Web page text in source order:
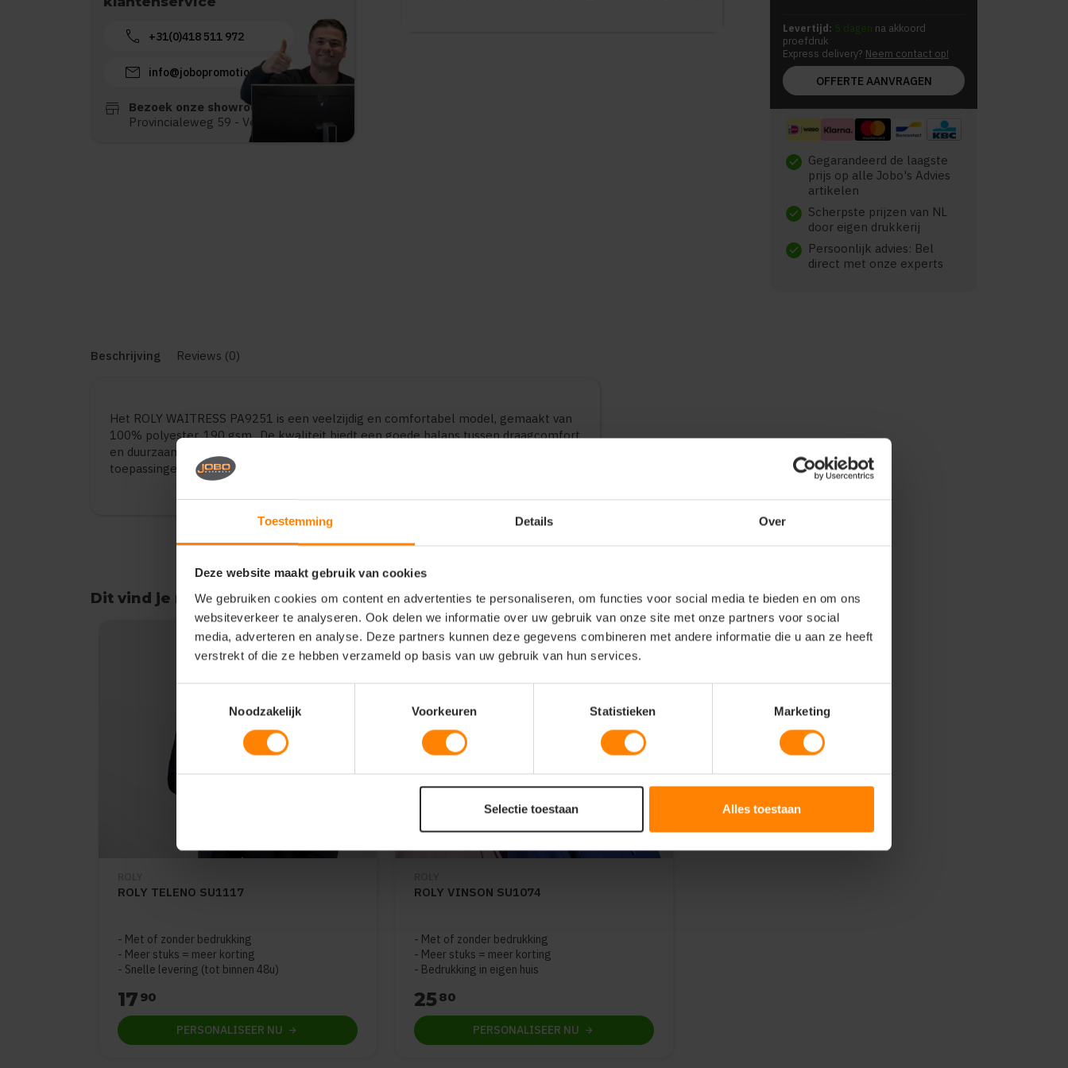
Toestemming Details Over
Deze website maakt gebruik van cookies
We gebruiken cookies om content en advertenties te personaliseren, om functies voor social media te bieden en om ons
websiteverkeer te analyseren. Ook delen we informatie over uw gebruik van onze site met onze partners voor social
media, adverteren en analyse. Deze partners kunnen deze gegevens combineren met andere informatie die u aan ze heeft
verstrekt of die ze hebben verzameld op basis van uw gebruik van hun services.
Noodzakelijk
Voorkeuren Statistieken Marketing
Selectie toestaan Alles toestaan
call +31(0)418 511 972
mail info@jobopromotions.nl
store
Bezoek onze showroom:
Provincialeweg 59 - Velddriel
Levertijd: 5 dagen na akkoord
proefdruk
Express delivery? Neem contact op!
OFFERTE AANVRAGEN
check Gegarandeerd de laagste
prijs op alle Jobo's Advies
artikelen
check Scherpste prijzen van NL
door eigen drukkerij
check
Persoonlijk advies: Bel
direct met onze experts
Beschrijving Reviews (0)
Het ROLY WAITRESS PA9251 is een veelzijdig en comfortabel model, gemaakt van
100% polyester, 190 gsm.. De kwaliteit biedt een goede balans tussen draagcomfort
en duurzaamheid. Geschikt voor dagelijks gebruik, bedrijfskleding en promotionele
toepassingen. Verkrijgbaar in diverse varianten en maten.
Dit vind je misschien ook leuk
Items van productcarrousel
ROLY TELENO SU1117
Met of zonder bedrukking
Meer stuks = meer korting
Snelle levering (tot binnen 48u)
17 90
PERSONALISEER NU
ROLY VINSON SU1074
Met of zonder bedrukking
Meer stuks = meer korting
Bedrukking in eigen huis
2580
PERSONALISEER NU